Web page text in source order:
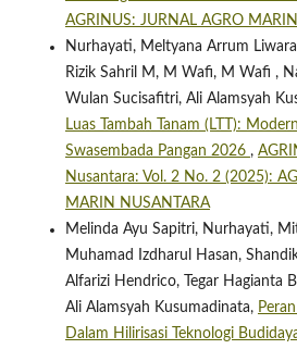
AGRINUS: JURNAL AGRO
Nurhayati, Meltyana Arrum
Rizik Sahril M, M Wafi, M Wafi ,
Wulan Sucisafitri, Ali Alamsyah
Luas Tambah Tanam (LTT):
Swasembada Pangan 2026 ,
Nusantara: Vol. 2 No. 2 (2025):
MARIN NUSANTARA
Melinda Ayu Sapitri, Nurhayati,
Muhamad Izdharul Hasan,
Alfarizi Hendrico, Tegar Hagianta
Ali Alamsyah Kusumadinata,
Dalam Hilirisasi Teknologi